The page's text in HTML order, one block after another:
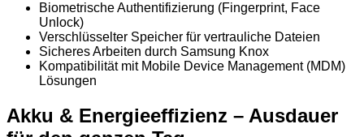
Biometrische Authentifizierung (Fingerprint, Face
Unlock)
Verschlüsselter Speicher für vertrauliche Dateien
Sicheres Arbeiten durch Samsung Knox
Kompatibilität mit Mobile Device Management (MDM)
Lösungen
Akku & Energieeffizienz – Ausdauer